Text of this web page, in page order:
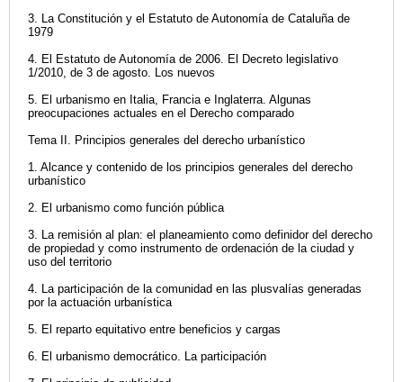
3. La Constitución y el Estatuto de Autonomía de Cataluña de
1979
4. El Estatuto de Autonomía de 2006. El Decreto legislativo
1/2010, de 3 de agosto. Los nuevos
5. El urbanismo en Italia, Francia e Inglaterra. Algunas
preocupaciones actuales en el Derecho comparado
Tema II. Principios generales del derecho urbanístico
1. Alcance y contenido de los principios generales del derecho
urbanístico
2. El urbanismo como función pública
3. La remisión al plan: el planeamiento como definidor del derecho
de propiedad y como instrumento de ordenación de la ciudad y
uso del territorio
4. La participación de la comunidad en las plusvalías generadas
por la actuación urbanística
5. El reparto equitativo entre beneficios y cargas
6. El urbanismo democrático. La participación